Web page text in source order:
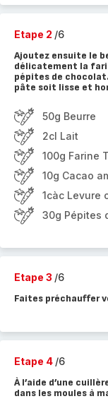
Etape 2 /6
Ajoutez ensuite le
délicatement la
pépites de
pâte soit lisse et
50g Beurre
2cl Lait
100g Farine
10g Cacao
1càc Levure
30g Pépites
Etape 3 /6
Faites préchauffer
Etape 4 /6
À l’aide d’une
dans les moules à